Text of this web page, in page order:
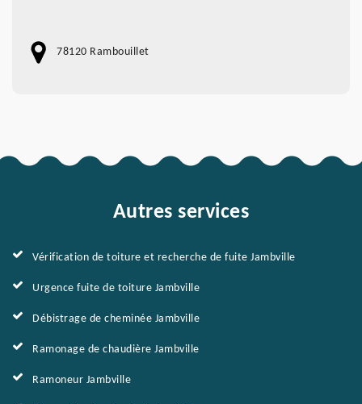
78120 Rambouillet
Autres services
Vérification de toiture et recherche de fuite Jambville
Urgence fuite de toiture Jambville
Débistrage de cheminée Jambville
Ramonage de chaudière Jambville
Ramoneur Jambville